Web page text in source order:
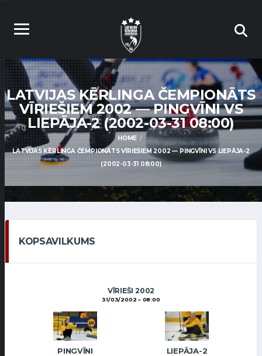
LATVIJAS KĒRLINGA ČEMPIONĀTS
VĪRIEŠIEM 2002 — PINGVĪNI VS
LIEPĀJA-2 (2002-03-31 08:00)
HOME
LATVIJAS KĒRLINGA ČEMPIONĀTS VĪRIEŠIEM 2002 — PINGVĪNI VS LIEPĀJA-2
(2002-03-31 08:00)
KOPSAVILKUMS
VĪRIEŠI 2002
31/03/2002 08:00
PINGVĪNI LIEPĀJA-2